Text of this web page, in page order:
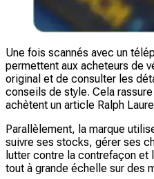
Une fois scannés avec un
permettent aux acheteurs de
original et de consulter les
conseils de style. Cela
achètent un article Ralph
Parallèlement, la marque
suivre ses stocks, gérer ses
lutter contre la contrefaçon
tout à grande échelle sur des